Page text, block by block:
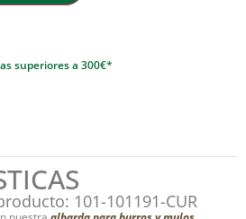
superiores a 300€*
101-101191-CUR